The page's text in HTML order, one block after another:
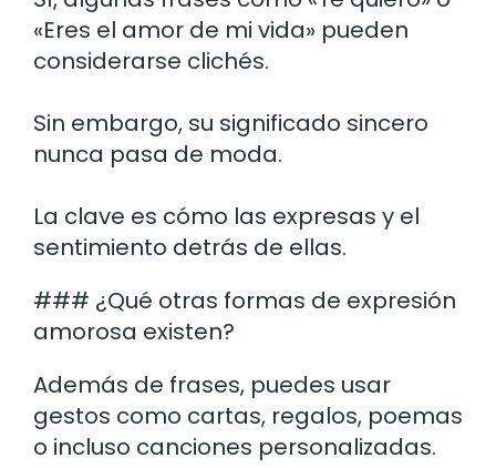
«Eres el amor de mi vida» pueden
considerarse clichés.
Sin embargo, su significado sincero
nunca pasa de moda.
La clave es cómo las expresas y el
sentimiento detrás de ellas.
### ¿Qué otras formas de expresión
amorosa existen?
Además de frases, puedes usar
gestos como cartas, regalos, poemas
o incluso canciones personalizadas.